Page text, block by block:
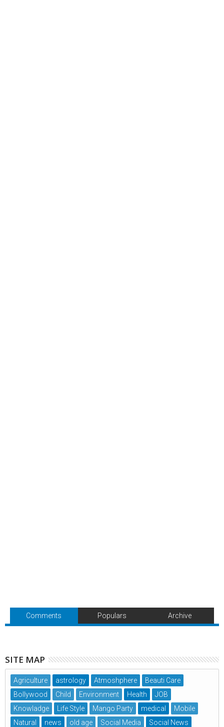
Comments Populars Archive
SITE MAP
Agriculture astrology Atmoshphere
Beauti Care
Bollywood
Child Environment Health
JOB
Knowladge
Life Style Mango Party medical
Mobile
Natural
news old age Social Media
Social News